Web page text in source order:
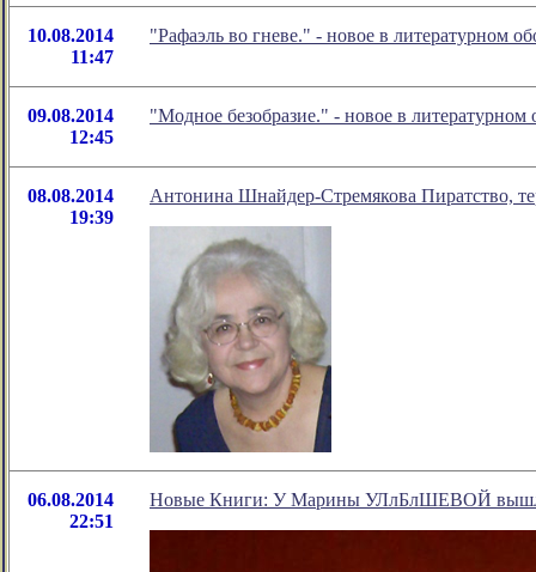
10.08.2014
11:47
"Рафаэль во гневе." - новое в литературном
09.08.2014
12:45
"Модное безобразие." - новое в
08.08.2014
19:39
Антонина Шнайдер-Стремякова Пиратство,
06.08.2014
22:51
Новые Книги: У Марины УЛлБлШЕВОЙ